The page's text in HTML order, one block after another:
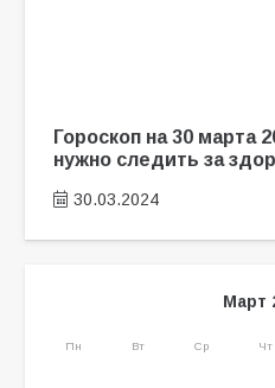
Гороскоп на 30 марта
нужно следить за
30.03.2024
Март
Пн Вт Ср Чт